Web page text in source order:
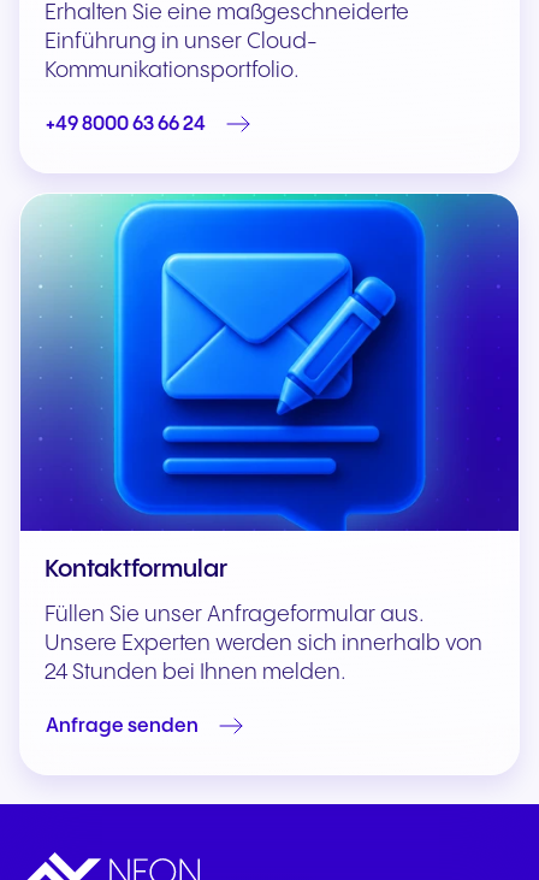
Erhalten Sie eine maßgeschneiderte
Einführung in unser Cloud-
Kommunikationsportfolio.
+49 8000 63 66 24
Kontaktformular
Füllen Sie unser Anfrageformular aus.
Unsere Experten werden sich innerhalb von
24 Stunden bei Ihnen melden.
Anfrage senden